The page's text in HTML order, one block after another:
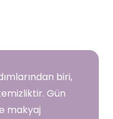
biri,
Gün
makyaj